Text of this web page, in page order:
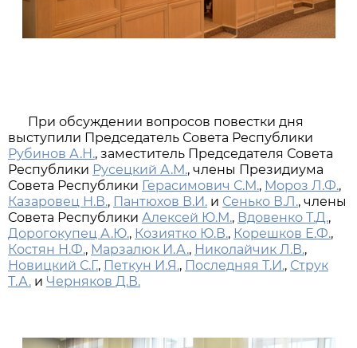
При обсуждении вопросов повестки дня
выступили Председатель Совета Республики
Рубинов А.Н., заместитель Председателя Совета
Республики Русецкий А.М., члены Президиума
Совета Республики Герасимович С.М., Мороз Л.Ф.,
Казаровец Н.В., Пантюхов В.И. и Сенько В.Л., члены
Совета Республики Алексей Ю.М., Вдовенко Т.Д.,
Дорогокупец А.Ю., Козиятко Ю.В., Корешков Е.Ф.,
Костян Н.Ф., Марзалюк И.А., Николайчик Л.В.,
Новицкий С.Г., Петкун И.Я., Последняя Т.И., Струк
Т.А. и Черняков Д.В.